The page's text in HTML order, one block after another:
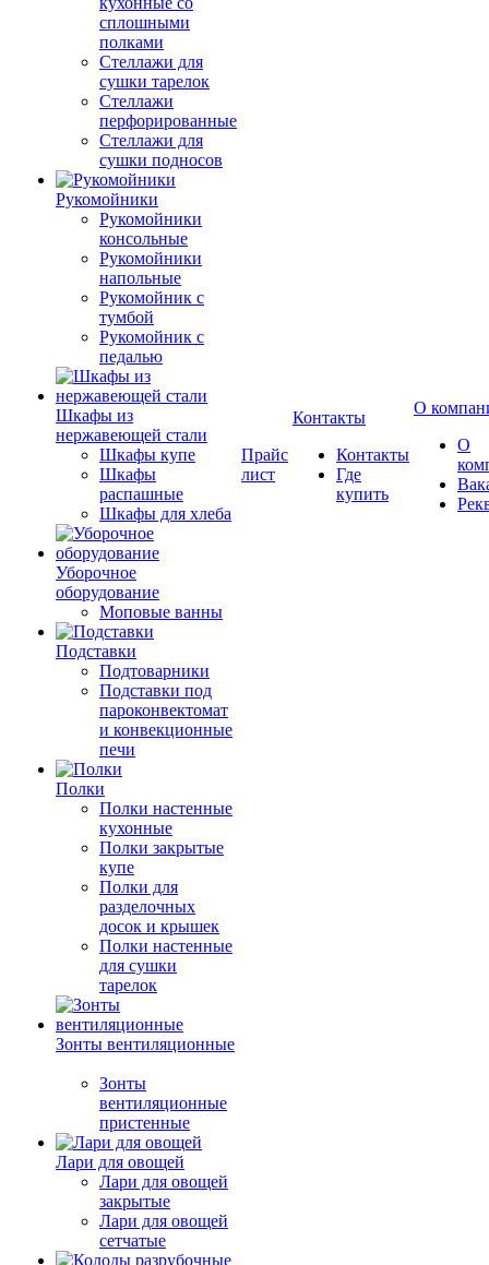
сплошными
полками
Стеллажи для
сушки тарелок
Стеллажи
перфорированные
Стеллажи для
сушки подносов
Рукомойники
Рукомойники
консольные
Рукомойники
напольные
Рукомойник с
тумбой
Рукомойник с
педалью
Шкафы из
нержавеющей стали
Шкафы купе
Шкафы
распашные
Шкафы для хлеба
Уборочное
оборудование
Моповые ванны
Подставки
Подтоварники
Подставки под
пароконвектомат
и конвекционные
печи
Полки
Полки настенные
кухонные
Полки закрытые
купе
Полки для
разделочных
досок и крышек
Полки настенные
для сушки
тарелок
Зонты вентиляционные
Зонты
вентиляционные
пристенные
Лари для овощей
Лари для овощей
закрытые
Лари для овощей
сетчатые
Прайс
лист
Контакты
Контакты
Где
купить
О
О